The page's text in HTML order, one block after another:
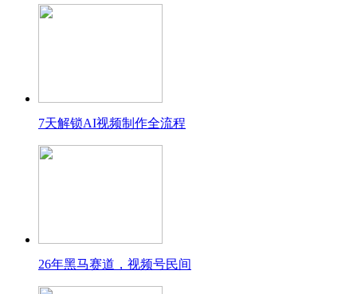
7天解锁AI视频制作全流程
26年黑马赛道，视频号民间